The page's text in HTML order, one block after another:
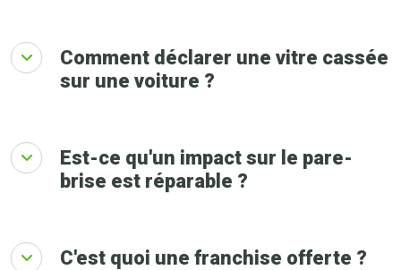
Comment déclarer une vitre cassée
sur une voiture ?
Est-ce qu'un impact sur le pare-
brise est réparable ?
C'est quoi une franchise offerte ?